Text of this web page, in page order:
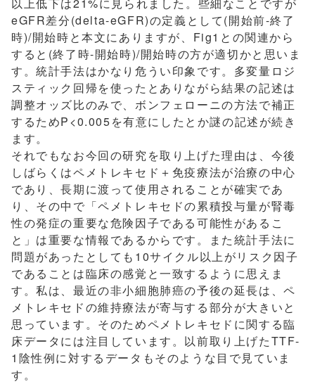
以上低下は21%に見られました。些細なことですが
eGFR差分(delta-eGFR)の定義として(開始前-終了
時)/開始時と本文にありますが、Fig1との関連から
すると(終了時-開始時)/開始時の方が適切かと思いま
す。統計手法はかなり危うい印象です。多変量ロジ
スティック回帰を使ったとありながら結果の記述は
調整オッズ比のみで、ボンフェローニの方法で補正
するためP<0.005を有意にしたとか謎の記述が続き
ます。
それでもなお今回の研究を取り上げた理由は、今後
しばらくはペメトレキセド＋免疫療法が治療の中心
であり、長期に渡って使用されることが確実であ
り、その中で「ペメトレキセドの累積投与量が腎毒
性の発症の重要な危険因子である可能性があるこ
と」は重要な情報であるからです。また統計手法に
問題があったとしても10サイクル以上がリスク因子
であることは臨床の感覚と一致するように思えま
す。私は、最近の非小細胞肺癌の予後の延長は、ペ
メトレキセドの維持療法が寄与する部分が大きいと
思っています。そのためペメトレキセドに関する臨
床データには注目しています。以前取り上げたTTF-
1陰性例に対するデータもそのような目で見ていま
す。